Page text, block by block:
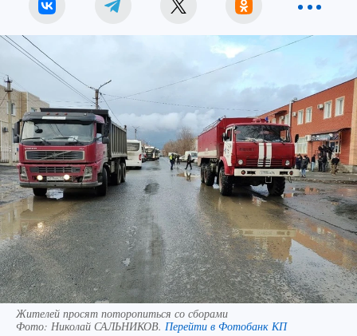
Жителей просят поторопиться со сборами
Фото: Николай САЛЬНИКОВ. Перейти в Фотобанк КП